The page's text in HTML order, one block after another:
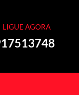
LIGUE AGORA